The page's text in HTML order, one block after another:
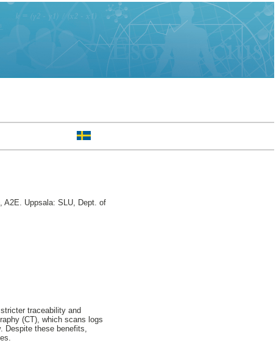
A2E. Uppsala: SLU, Dept. of
traceability and
(CT), which scans logs
Despite these benefits,